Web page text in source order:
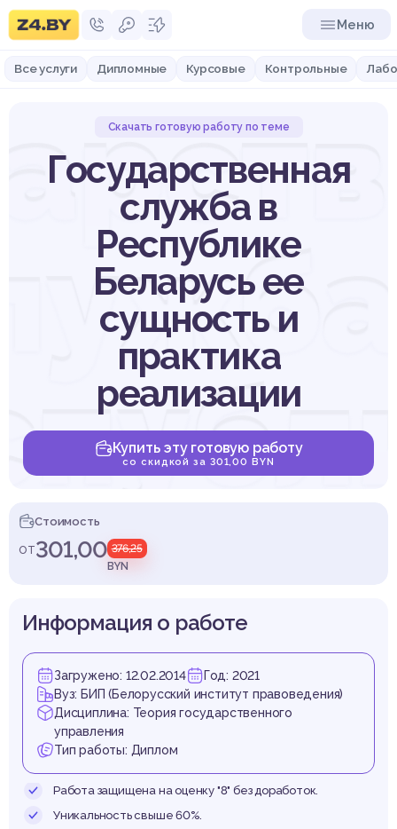
Меню
Все услуги Дипломные Курсовые Контрольные
Скачать готовую работу по теме
Государственная
служба в
Республике
Беларусь ее
сущность и
практика
реализации
Купить эту готовую работу
со скидкой за 301,00 BYN
Стоимость
от301,00 376,25
BYN
Информация о работе
Загружено: 12.02.2014
Год: 2021
Вуз: БИП (Белорусский институт правоведения)
Дисциплина: Теория государственного
управления
Тип работы: Диплом
Работа защищена на оценку "8" без доработок.
Уникальность свыше 60%.